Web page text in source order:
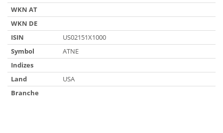
WKN AT
WKN DE
ISIN
US02151X1000
Symbol
ATNE
Indizes
Land
USA
Branche